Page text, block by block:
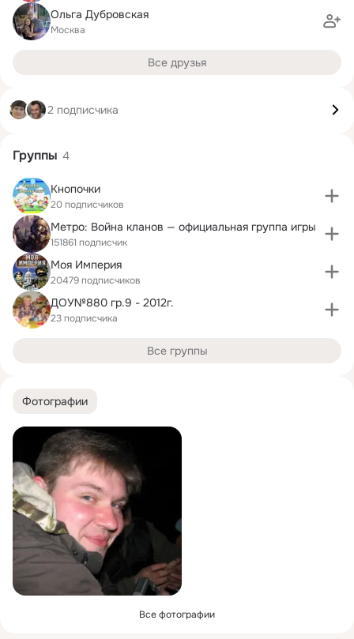
Фотографии
Все фотографии
Ольга Дубровская
Москва
Все друзья
2 подписчика
Группы 4
Кнопочки
20 подписчиков
Метро: Война кланов — официальная группа игры
151861 подписчик
Моя Империя
20479 подписчиков
ДОУ№880 гр.9 - 2012г.
23 подписчика
Все группы